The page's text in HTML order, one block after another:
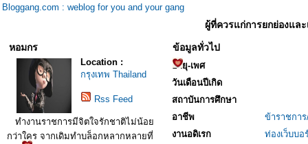
Bloggang.com : weblog for you and your gang
ผู้ที่ควรแก่การยกย่องแ
หอมกร
Location :
กรุงเทพ Thailand
Rss Feed
ทำงานราชการมีจิตใจรักชาติไม่น้อย
กว่าใคร จากเดิมทำบล็อกหลากหลายที่
ข้อมูลทั่วไป
อายุ-เพศ
วันเดือนปีเกิด
สถาบันการศึกษา
อาชีพ
ข้าราชกา
งานอดิเรก
ท่องเว็บบอ